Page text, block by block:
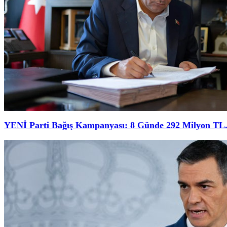
YENİ Parti Bağış Kampanyası: 8 Günde 292 Milyon